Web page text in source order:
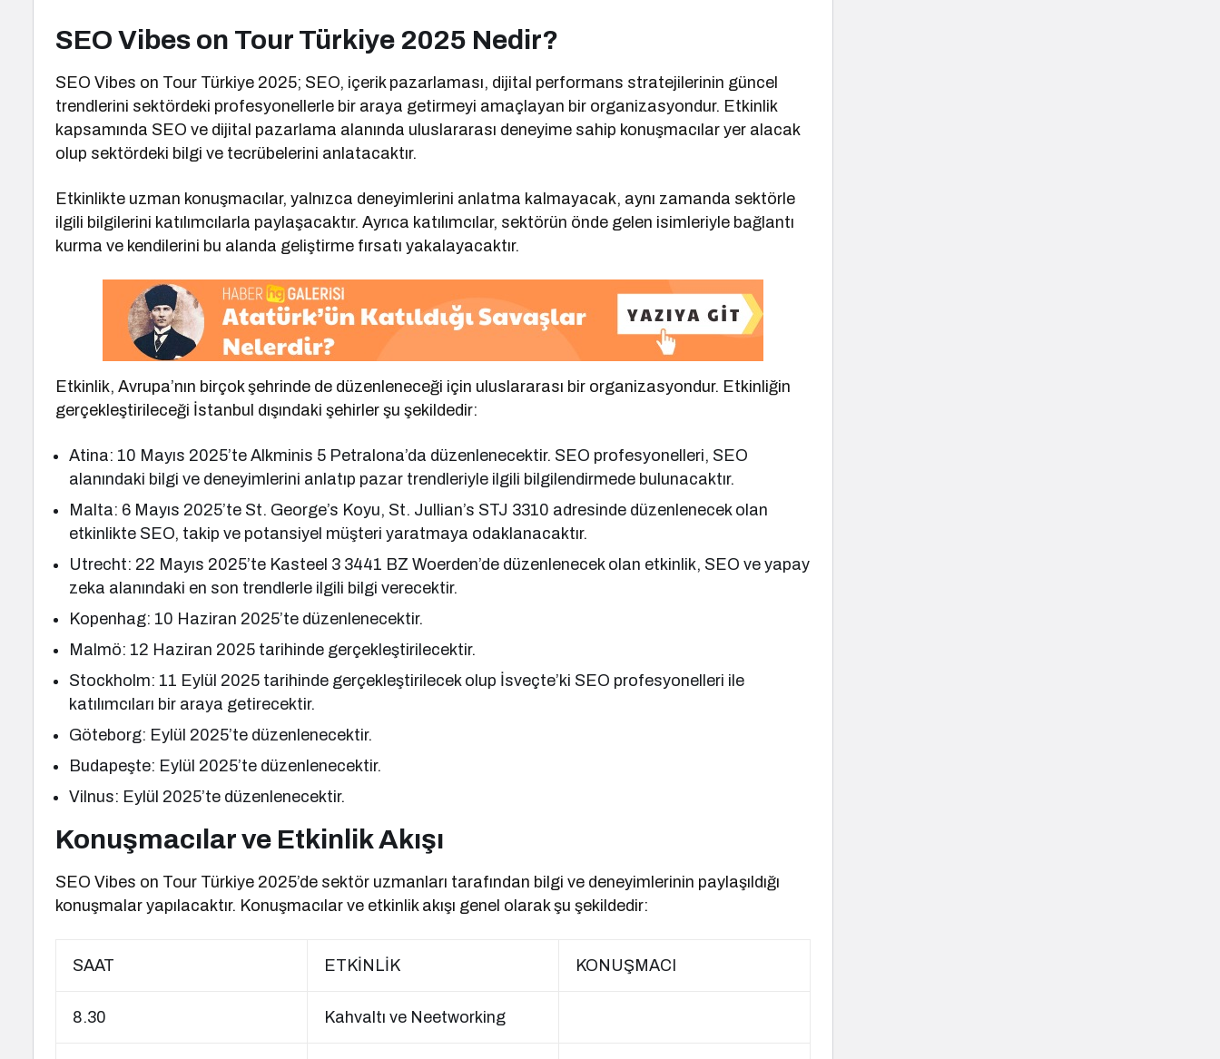
SEO Vibes on Tour Türkiye 2025 Nedir?
SEO Vibes on Tour Türkiye 2025; SEO, içerik pazarlaması, dijital performans stratejilerinin güncel
trendlerini sektördeki profesyonellerle bir araya getirmeyi amaçlayan bir organizasyondur. Etkinlik
kapsamında SEO ve dijital pazarlama alanında uluslararası deneyime sahip konuşmacılar yer alacak
olup sektördeki bilgi ve tecrübelerini anlatacaktır.
Etkinlikte uzman konuşmacılar, yalnızca deneyimlerini anlatma kalmayacak, aynı zamanda sektörle
ilgili bilgilerini katılımcılarla paylaşacaktır. Ayrıca katılımcılar, sektörün önde gelen isimleriyle bağlantı
kurma ve kendilerini bu alanda geliştirme fırsatı yakalayacaktır.
Etkinlik, Avrupa’nın birçok şehrinde de düzenleneceği için uluslararası bir organizasyondur. Etkinliğin
gerçekleştirileceği İstanbul dışındaki şehirler şu şekildedir:
Atina: 10 Mayıs 2025’te Alkminis 5 Petralona’da düzenlenecektir. SEO profesyonelleri, SEO
alanındaki bilgi ve deneyimlerini anlatıp pazar trendleriyle ilgili bilgilendirmede bulunacaktır.
Malta: 6 Mayıs 2025’te St. George’s Koyu, St. Jullian’s STJ 3310 adresinde düzenlenecek olan
etkinlikte SEO, takip ve potansiyel müşteri yaratmaya odaklanacaktır.
Utrecht: 22 Mayıs 2025’te Kasteel 3 3441 BZ Woerden’de düzenlenecek olan etkinlik, SEO ve yapay
zeka alanındaki en son trendlerle ilgili bilgi verecektir.
Kopenhag: 10 Haziran 2025’te düzenlenecektir.
Malmö: 12 Haziran 2025 tarihinde gerçekleştirilecektir.
Stockholm: 11 Eylül 2025 tarihinde gerçekleştirilecek olup İsveçte’ki SEO profesyonelleri ile
katılımcıları bir araya getirecektir.
Göteborg: Eylül 2025’te düzenlenecektir.
Budapeşte: Eylül 2025’te düzenlenecektir.
Vilnus: Eylül 2025’te düzenlenecektir.
Konuşmacılar ve Etkinlik Akışı
SEO Vibes on Tour Türkiye 2025’de sektör uzmanları tarafından bilgi ve deneyimlerinin paylaşıldığı
konuşmalar yapılacaktır. Konuşmacılar ve etkinlik akışı genel olarak şu şekildedir:
SAAT ETKİNLİK KONUŞMACI
8.30 Kahvaltı ve Neetworking